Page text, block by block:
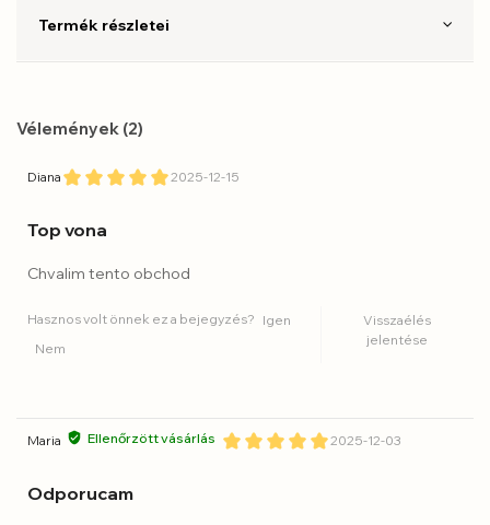
Termék részletei
Vélemények (2)
Diana 2025-12-15
Top vona
Chvalim tento obchod
Hasznos volt önnek ez a bejegyzés? Igen
Nem
Visszaélés
jelentése
Maria Ellenőrzött vásárlás 2025-12-03
Odporucam